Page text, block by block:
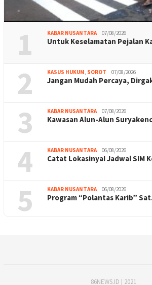
1 KABAR NUSANTARA 07/08/2026
Untuk Keselamatan Pejalan
2 KASUS HUKUM, SOROT 07/08/2026
Jangan Mudah Percaya,
3 KABAR NUSANTARA 07/08/2026
Kawasan Alun-Alun
4 KABAR NUSANTARA 06/08/2026
Catat Lokasinya! Jadwal SIM
5 KABAR NUSANTARA 06/08/2026
Program “Polantas Karib”
86NEWS.ID | 2021